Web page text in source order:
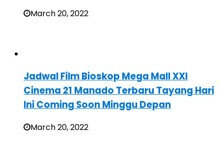
March 20, 2022
Jadwal Film Bioskop Mega Mall XXI
Cinema 21 Manado Terbaru Tayang Hari
Ini Coming Soon Minggu Depan
March 20, 2022